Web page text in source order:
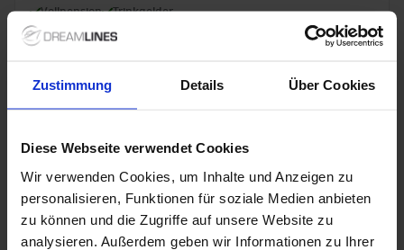
Zustimmung Details Über Cookies
Diese Webseite verwendet Cookies
Wir verwenden Cookies, um Inhalte und Anzeigen zu
personalisieren, Funktionen für soziale Medien anbieten
zu können und die Zugriffe auf unsere Website zu
analysieren. Außerdem geben wir Informationen zu Ihrer
Vollpension Trinkgelder
Innenkabineab
Nur Kreuzfahrt
Norwegen ab Hamburg, Deutschland auf der
Mein Schiff Relax